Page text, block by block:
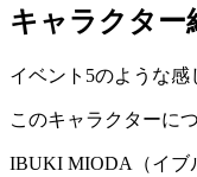
キャラクター
イベント5のような感
このキャラクターに
IBUKI MIODA（イブ